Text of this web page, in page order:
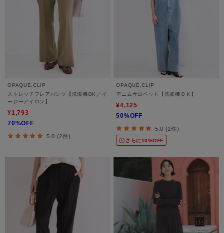
OPAQUE.CLIP
ストレッチフレアパンツ【洗濯機OK／イ
ージーアイロン】
¥1,793
70%OFF
5.0 (2件)
OPAQUE.CLIP
デニムサロペット【洗濯機ＯＫ】
¥4,125
50%OFF
5.0 (1件)
さらに10%OFF